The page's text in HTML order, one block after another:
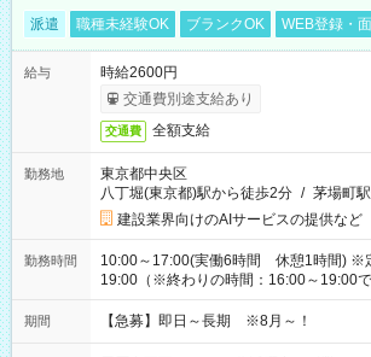
派遣 職種未経験OK ブランクOK WEB登録・
給与
時給2600円
交通費別途支給あり
交通費 全額支給
勤務地
東京都中央区
八丁堀(東京都)駅から徒歩2分 / 茅場町
建設業界向けのAIサービスの提供など
勤務時間
10:00～17:00(実働6時間 休憩1時間) ※
19:00（※終わりの時間：16:00～19:00で
期間 【急募】即日～長期 ※8月～！